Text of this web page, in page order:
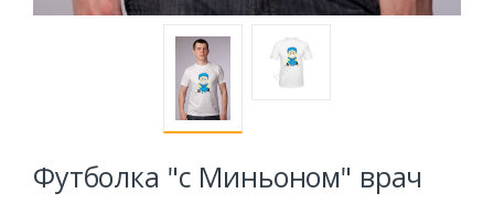
Футболка "с Миньоном" врач